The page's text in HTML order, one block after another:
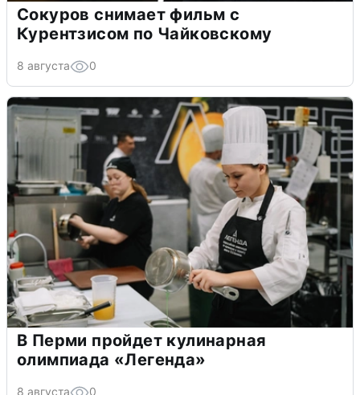
Сокуров снимает фильм с
Курентзисом по Чайковскому
8 августа 0
В Перми пройдет кулинарная
олимпиада «Легенда»
8 августа 0